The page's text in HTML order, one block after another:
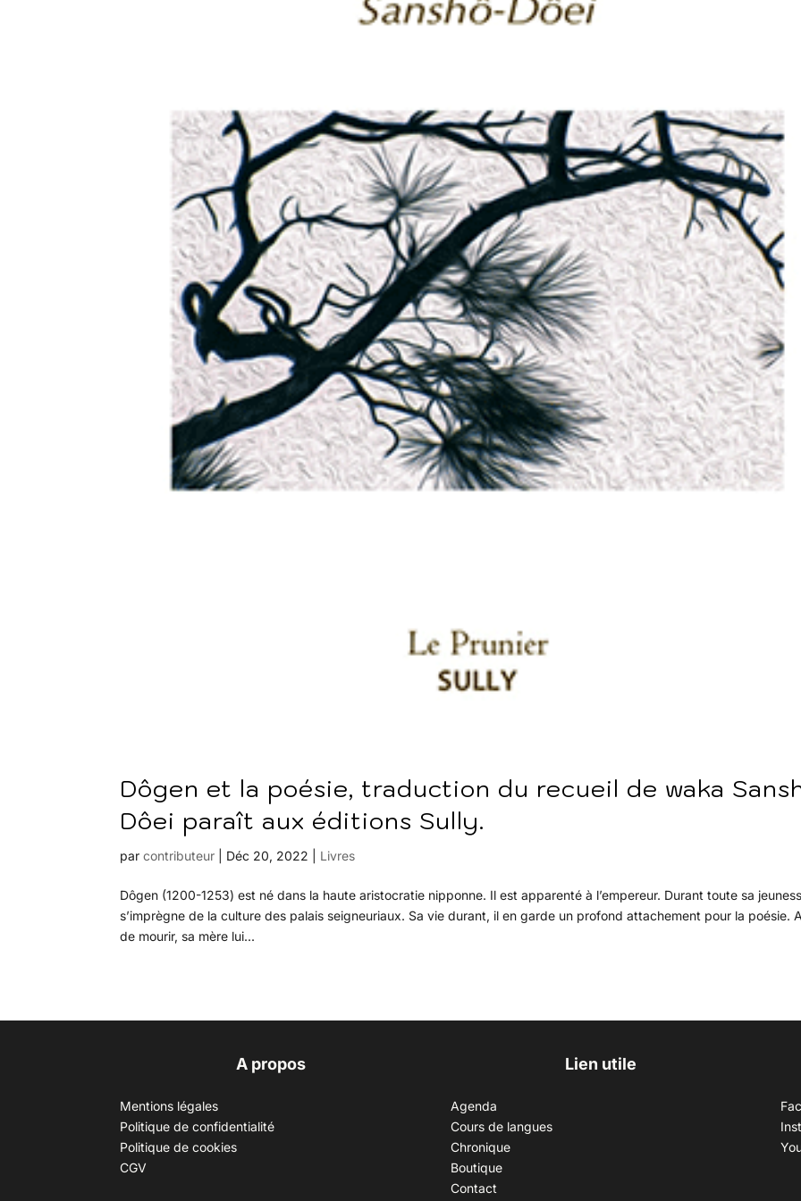
Dôgen et la poésie, traduction du recueil de waka
Dôei paraît aux éditions Sully.
parcontributeur Déc 20, 2022 Livres
Dôgen (1200-1253) est né dans la haute aristocratie nipponne. Il est apparenté à l’empereur. Durant toute sa
s’imprègne de la culture des palais seigneuriaux. Sa vie durant, il en garde un profond attachement pour la poésie.
de mourir, sa mère lui...
A propos
Mentions légales
Politique de confidentialité
Politique de cookies
CGV
Lien utile
Agenda
Cours de langues
Chronique
Boutique
Contact